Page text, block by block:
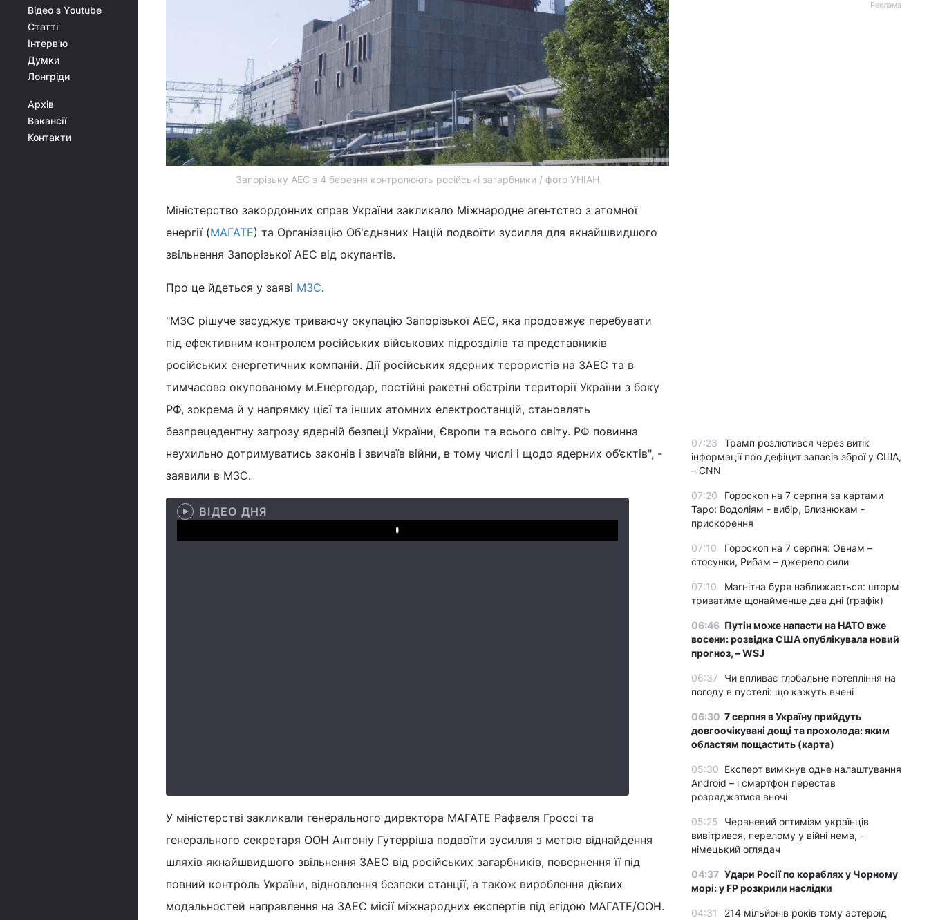
Відео з Youtube
Статті
Інтерв'ю
Думки
Лонгріди
Архів
Вакансії
Контакти
Запорізьку АЕС з 4 березня контролюють російські загарбники / фото УНІАН
Міністерство закордонних справ України закликало Міжнародне агентство з атомної
енергії (МАГАТЕ) та Організацію Об'єднаних Націй подвоїти зусилля для якнайшвидшого
звільнення Запорізької АЕС від окупантів.
Про це йдеться у заяві МЗС.
"МЗС рішуче засуджує триваючу окупацію Запорізької АЕС, яка продовжує перебувати
під ефективним контролем російських військових підрозділів та представників
російських енергетичних компаній. Дії російських ядерних терористів на ЗАЕС та в
тимчасово окупованому м.Енергодар, постійні ракетні обстріли території України з боку
РФ, зокрема й у напрямку цієї та інших атомних електростанцій, становлять
безпрецедентну загрозу ядерній безпеці України, Європи та всього світу. РФ повинна
неухильно дотримуватись законів і звичаїв війни, в тому числі і щодо ядерних об’єктів", -
заявили в МЗС.
ВІДЕО ДНЯ
Play
У міністерстві закликали генерального директора МАГАТЕ Рафаеля Гроссі та
генерального секретаря ООН Антоніу Гутерріша подвоїти зусилля з метою віднайдення
шляхів якнайшвидшого звільнення ЗАЕС від російських загарбників, повернення її під
повний контроль України, відновлення безпеки станції, а також вироблення дієвих
модальностей направлення на ЗАЕС місії міжнародних експертів під егідою МАГАТЕ/ООН.
Реклама
07:23
Трамп розлютився через витік
інформації про дефіцит запасів зброї у США,
– CNN
07:20
Гороскоп на 7 серпня за картами
Таро: Водоліям - вибір, Близнюкам -
прискорення
07:10
Гороскоп на 7 серпня: Овнам –
стосунки, Рибам – джерело сили
07:10
Магнітна буря наближається: шторм
триватиме щонайменше два дні (графік)
06:46 Путін може напасти на НАТО вже
восени: розвідка США опублікувала новий
прогноз, – WSJ
06:37
Чи впливає глобальне потепління на
погоду в пустелі: що кажуть вчені
06:30 7 серпня в Україну прийдуть
довгоочікувані дощі та прохолода: яким
областям пощастить (карта)
05:30 Експерт вимкнув одне налаштування
Android – і смартфон перестав
розряджатися вночі
05:25
Червневий оптимізм українців
вивітрився, перелому у війні нема, -
німецький оглядач
04:37 Удари Росії по кораблях у Чорному
морі: у FP розкрили наслідки
04:31
214 мільйонів років тому астероїд